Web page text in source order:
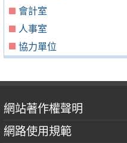
會計室
人事室
協力單位
網站著作權聲明
網路使用規範